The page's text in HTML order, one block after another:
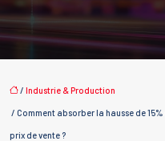
/ Industrie & Production
/ Comment absorber la hausse de
prix de vente ?